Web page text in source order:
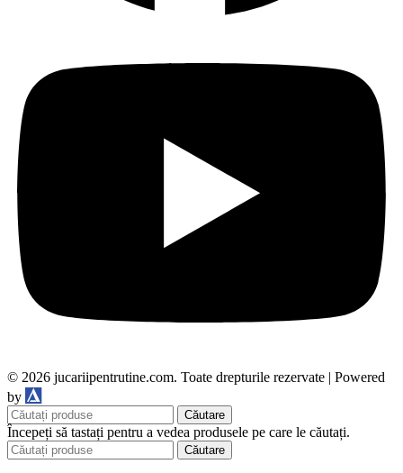
© 2026 jucariipentrutine.com. Toate drepturile rezervate | Powered
by
Căutare
Începeți să tastați pentru a vedea produsele pe care le căutați.
Căutare